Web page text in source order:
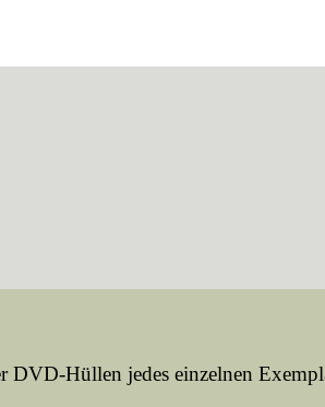
Hüllen jedes einzelnen